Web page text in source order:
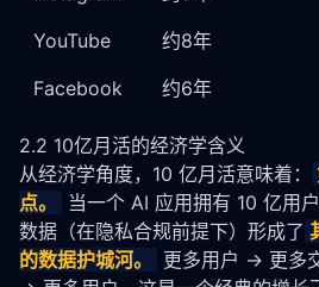
YouTube
约8年
Facebook
约6年
2.2 10亿月活的经济学含义
从经济学角度，10 亿月活意味着：
点。
当一个 AI 应用拥有 10 亿用
数据（在隐私合规前提下）形成了
的数据护城河。
更多用户 → 更多